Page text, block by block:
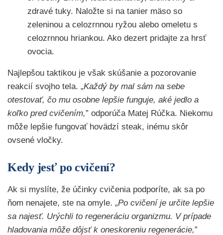
zdravé tuky. Naložte si na tanier mäso so
zeleninou a celozrnnou ryžou alebo omeletu s
celozrnnou hriankou. Ako dezert pridajte za hrsť
ovocia.
Najlepšou taktikou je však skúšanie a pozorovanie
reakcií svojho tela. „Každý by mal sám na sebe
otestovať, čo mu osobne lepšie funguje, aké jedlo a
koľko pred cvičením,” odporúča Matej Rúčka. Niekomu
môže lepšie fungovať hovädzí steak, inému skôr
ovsené vločky.
Kedy jesť po cvičení?
Ak si myslíte, že účinky cvičenia podporíte, ak sa po
ňom nenajete, ste na omyle. „Po cvičení je určite lepšie
sa najesť. Urýchli to regeneráciu organizmu. V prípade
hladovania môže dôjsť k oneskoreniu regenerácie,”